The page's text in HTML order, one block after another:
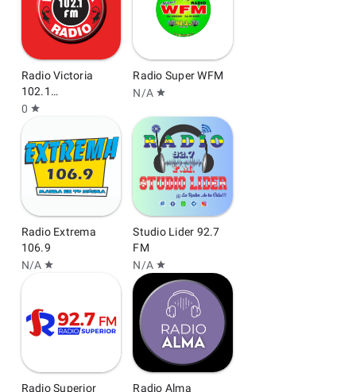
Radio Victoria
102.1
Chachapoyas
0 star
Radio Super WFM
N/A star
Radio Extrema
106.9
N/A star
Studio Lider 92.7
FM
N/A star
Radio Superior
Radio Alma